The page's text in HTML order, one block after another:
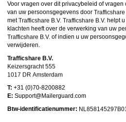
Voor vragen over dit privacybeleid of
van uw persoonsgegevens door
met
helpt
klachten heeft over de verwerking van uw
of indien u uw
verwijderen.
T: +31 (0)70-8200882
E: moc.draugreliaM@troppuS
Btw-identificatienummer: